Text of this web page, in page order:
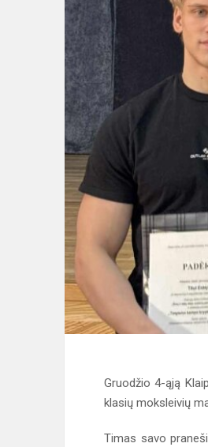
Gruodžio 4-ąją
klasių moksleivių
Timas savo